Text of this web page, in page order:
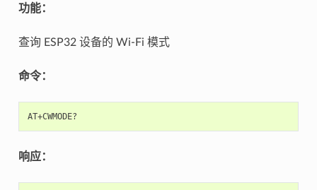
功能：
查询 ESP32 设备的 Wi-Fi 模式
命令：
响应：